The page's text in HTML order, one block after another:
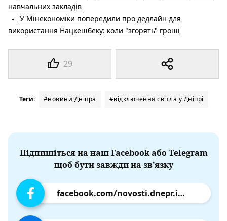
29
навчальних закладів
У Мінекономіки попередили про дедлайн для
використання Нацкешбеку: коли "згорять" гроші
Теги: #новини Дніпра #відключення світла у Дніпрі
Підпишіться на наш Facebook або Telegram
щоб бути завжди на зв’язку
facebook.com/novosti.dnepr.info